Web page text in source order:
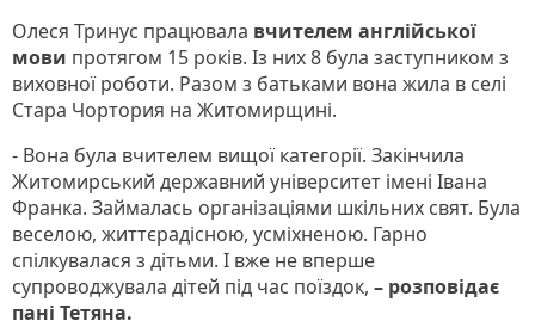
Олеся Тринус працювала вчителем англійської
мови протягом 15 років. Із них 8 була заступником з
виховної роботи. Разом з батьками вона жила в селі
Стара Чортория на Житомирщині.
- Вона була вчителем вищої категорії. Закінчила
Житомирський державний університет імені Івана
Франка. Займалась організаціями шкільних свят. Була
веселою, життєрадісною, усміхненою. Гарно
спілкувалася з дітьми. І вже не вперше
супроводжувала дітей під час поїздок, – розповідає
пані Тетяна.